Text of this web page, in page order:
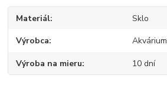
Materiál Sklo
Výrobca Akvárium
Výroba na mieru 10 dní